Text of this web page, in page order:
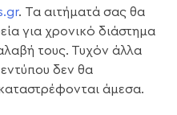
. Τα αιτήματά σας θα
για χρονικό διάστημα
τους. Τυχόν άλλα
δεν θα
άμεσα.